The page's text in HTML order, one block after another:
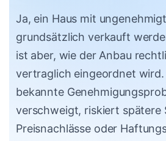
Ja, ein Haus mit
grundsätzlich verkauft
ist aber, wie der Anbau
vertraglich eingeordnet wird.
bekannte
verschweigt, riskiert spätere
Preisnachlässe oder